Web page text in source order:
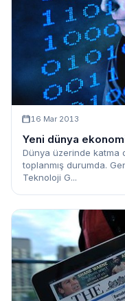
16 Mar 2013
Yeni dünya
Dünya üzerinde katma
toplanmış durumda.
Teknoloji G...